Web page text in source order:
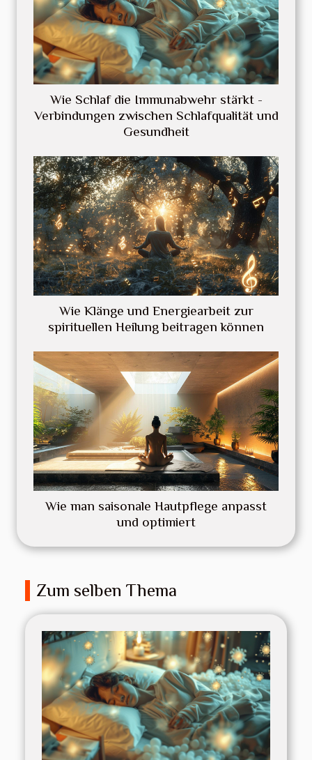
Wie Schlaf die Immunabwehr stärkt -
Verbindungen zwischen Schlafqualität und
Gesundheit
Wie Klänge und Energiearbeit zur
spirituellen Heilung beitragen können
Wie man saisonale Hautpflege anpasst
und optimiert
Zum selben Thema